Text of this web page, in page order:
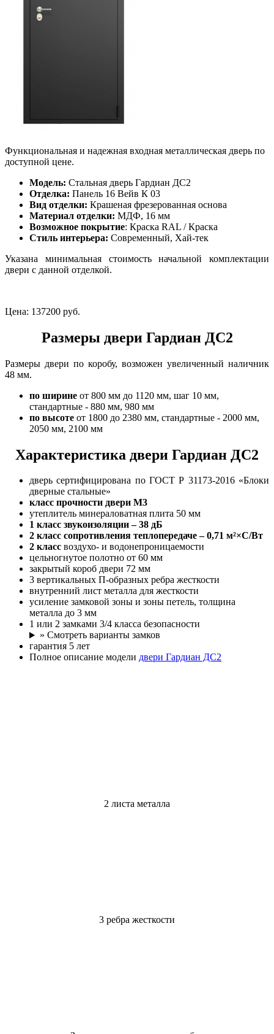
Функциональная и надежная входная металлическая дверь по
доступной цене.
Модель: Стальная дверь Гардиан ДС2
Отделка: Панель 16 Вейв К 03
Вид отделки: Крашеная фрезерованная основа
Материал отделки: МДФ, 16 мм
Возможное покрытие: Краска RAL / Краска
Стиль интерьера: Современный, Хай-тек
Указана минимальная стоимость начальной комплектации
двери с данной отделкой.
Цена: 137200 руб.
Размеры двери Гардиан ДС2
Размеры двери по коробу, возможен увеличенный наличник
48 мм.
по ширине от 800 мм до 1120 мм, шаг 10 мм,
стандартные - 880 мм, 980 мм
по высоте от 1800 до 2380 мм, стандартные - 2000 мм,
2050 мм, 2100 мм
Характеристика двери Гардиан ДС2
дверь сертифицирована по ГОСТ Р 31173-2016 «Блоки
дверные стальные»
класс прочности двери М3
утеплитель минераловатная плита 50 мм
1 класс звукоизоляции – 38 дБ
2 класс сопротивления теплопередаче – 0,71 м²×С/Вт
2 класс воздухо- и водонепроницаемости
цельногнутое полотно от 60 мм
закрытый короб двери 72 мм
3 вертикальных П-образных ребра жесткости
внутренний лист металла для жесткости
усиление замковой зоны и зоны петель, толщина
металла до 3 мм
1 или 2 замками 3/4 класса безопасности
» Смотреть варианты замков
гарантия 5 лет
Полное описание модели двери Гардиан ДС2
2 листа металла
3 ребра жесткости